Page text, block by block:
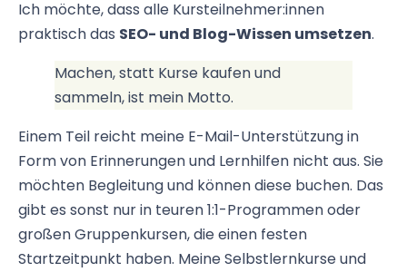
Ich möchte, dass alle Kursteilnehmer:innen
praktisch das SEO- und Blog-Wissen umsetzen.
Machen, statt Kurse kaufen und
sammeln, ist mein Motto.
Einem Teil reicht meine E-Mail-Unterstützung in
Form von Erinnerungen und Lernhilfen nicht aus. Sie
möchten Begleitung und können diese buchen. Das
gibt es sonst nur in teuren 1:1-Programmen oder
großen Gruppenkursen, die einen festen
Startzeitpunkt haben. Meine Selbstlernkurse und